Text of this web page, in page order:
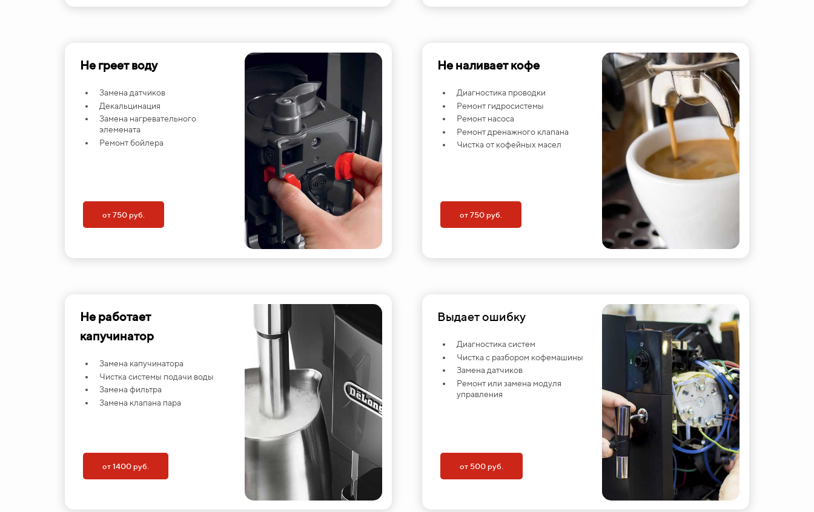
Не греет воду
Замена датчиков
Декальцинация
Замена нагревательного
элемената
Ремонт бойлера
от 750 руб.
Не наливает кофе
Диагностика проводки
Ремонт гидросистемы
Ремонт насоса
Ремонт дренажного клапана
Чистка от кофейных масел
от 750 руб.
Не работает
капучинатор
Замена капучинатора
Чистка системы подачи воды
Замена фильтра
Замена клапана пара
от 1400 руб.
Выдает ошибку
Диагностика систем
Чистка с разбором кофемашины
Замена датчиков
Ремонт или замена модуля
управления
от 500 руб.